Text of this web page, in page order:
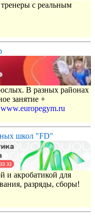
с реальным
В разных районах
занятие +
www.europegym.ru
школ "FD"
и акробатикой для
разряды, сборы!